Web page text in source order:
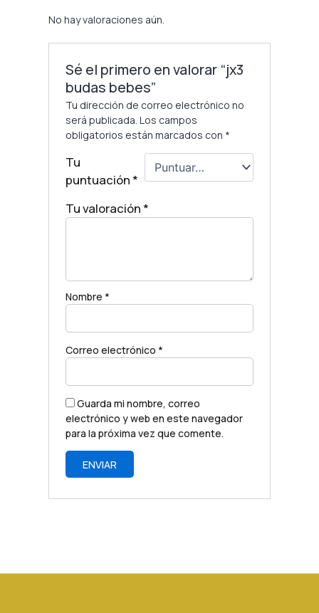
No hay valoraciones aún.
Sé el primero en valorar “jx3
budas bebes”
Tu dirección de correo electrónico no
será publicada. Los campos
obligatorios están marcados con *
Tu
puntuación*
Tu valoración*
Nombre *
Correo electrónico *
Guarda mi nombre, correo
electrónico y web en este navegador
para la próxima vez que comente.